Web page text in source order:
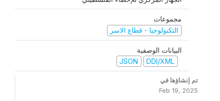
مجموعات
التكنولوجيا - قطاع الاسر
البيانات الوصفية
DDI/XML
JSON
تم إنشاؤها في
Feb 19, 2025